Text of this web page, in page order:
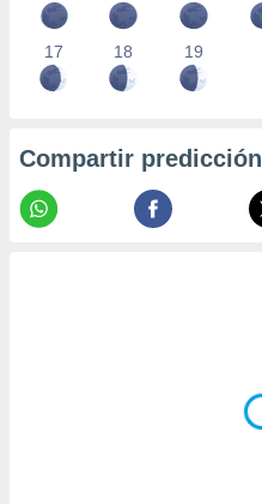
17 18 19
Compartir predicción